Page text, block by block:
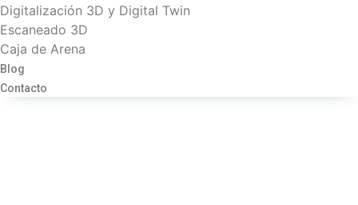
Digitalización 3D y Digital Twin
Escaneado 3D
Caja de Arena
Blog
Contacto